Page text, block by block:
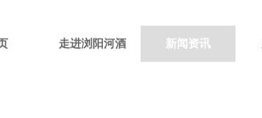
走进浏阳河酒 新闻资讯